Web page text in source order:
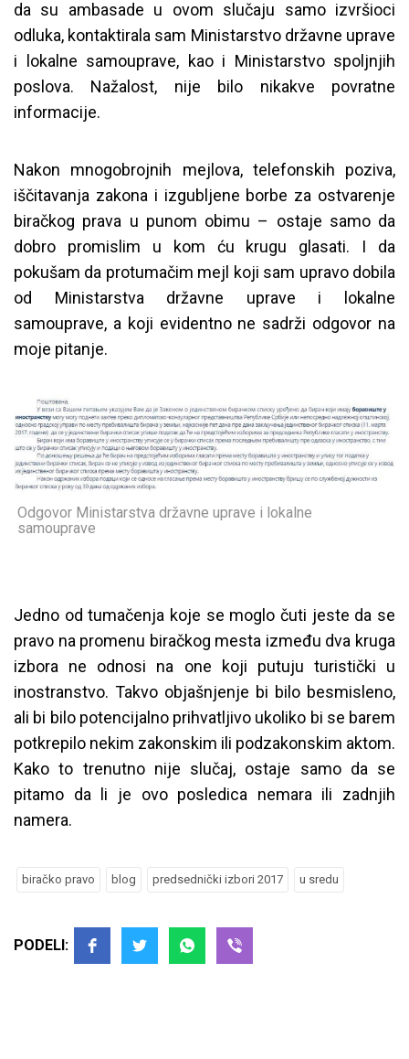
da su ambasade u ovom slučaju samo izvršioci
odluka, kontaktirala sam Ministarstvo državne uprave
i lokalne samouprave, kao i Ministarstvo spoljnjih
poslova. Nažalost, nije bilo nikakve povratne
informacije.
Nakon mnogobrojnih mejlova, telefonskih poziva,
iščitavanja zakona i izgubljene borbe za ostvarenje
biračkog prava u punom obimu – ostaje samo da
dobro promislim u kom ću krugu glasati. I da
pokušam da protumačim mejl koji sam upravo dobila
od Ministarstva državne uprave i lokalne
samouprave, a koji evidentno ne sadrži odgovor na
moje pitanje.
Odgovor Ministarstva državne uprave i lokalne
samouprave
Jedno od tumačenja koje se moglo čuti jeste da se
pravo na promenu biračkog mesta između dva kruga
izbora ne odnosi na one koji putuju turistički u
inostranstvo. Takvo objašnjenje bi bilo besmisleno,
ali bi bilo potencijalno prihvatljivo ukoliko bi se barem
potkrepilo nekim zakonskim ili podzakonskim aktom.
Kako to trenutno nije slučaj, ostaje samo da se
pitamo da li je ovo posledica nemara ili zadnjih
namera.
biračko pravo blog predsednički izbori 2017 u sredu
PODELI: